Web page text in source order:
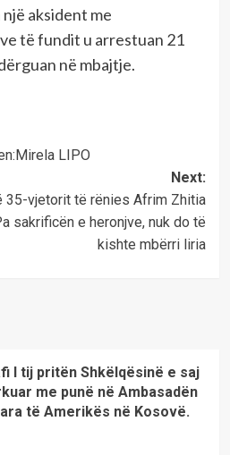
aksident me
të fundit u arrestuan 21
në mbajtje.
LIPO
Next:
35-vjetorit të rënies Afrim Zhitia
sakrificën e heronjve, nuk do të
kishte mbërri liria
I tij pritën Shkëlqësinë e saj
me punë në Ambasadën
të Amerikës në Kosovë.